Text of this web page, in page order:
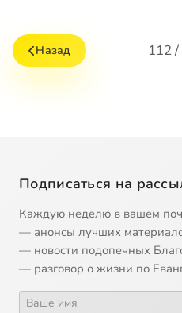
Назад 112
Подписаться на
Каждую неделю в вашем
— анонсы лучших
— новости подопечных
— разговор о жизни по